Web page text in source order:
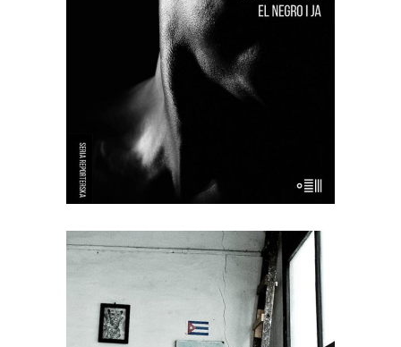
wystawiany publicznie aż do lat 90. XX
wieku jako eksponat muzealny. Frank
Westerman, holenderski reporter,
próbuje przywrócić buszmenowi z
Banyoles jego […]
[EBOOK] Krzysztof Jacek Hinz –
KUBA. SYNDROM WYSPY
Krzysztof Jacek Hinz rozpoczyna swoją